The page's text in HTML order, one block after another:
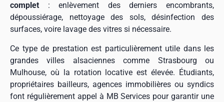
complet : enlèvement des derniers encombrants,
dépoussiérage, nettoyage des sols, désinfection des
surfaces, voire lavage des vitres si nécessaire.
Ce type de prestation est particulièrement utile dans les
grandes villes alsaciennes comme Strasbourg ou
Mulhouse, où la rotation locative est élevée. Étudiants,
propriétaires bailleurs, agences immobilières ou syndics
font régulièrement appel à MB Services pour garantir une